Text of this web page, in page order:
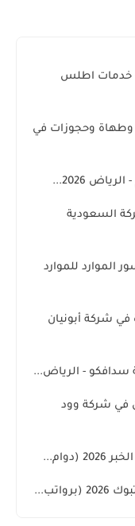
خدمات اطلس
وطهاة وحجوزات في
2026...
السعودية
للموارد
شركة أبونيان
سدافكو - الرياض...
في شركة وود